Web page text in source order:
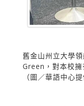
舊金山州立大學
Green，對本校擁
（圖／華語中心提